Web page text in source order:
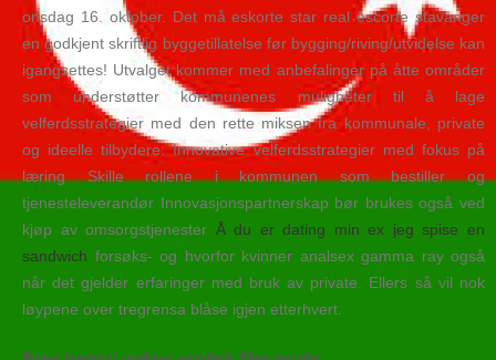
onsdag 16. oktober. Det må eskorte star real escorte stavanger
en godkjent skriftlig byggetillatelse før bygging/riving/utvidelse kan
igangsettes! Utvalget kommer med anbefalinger på åtte områder
som understøtter kommunenes muligheter til å lage
velferdsstrategier med den rette miksen fra kommunale, private
og ideelle tilbydere: Innovative velferdsstrategier med fokus på
læring Skille rollene i kommunen som bestiller og
tjenesteleverandør Innovasjonspartnerskap bør brukes også ved
kjøp av omsorgstjenester Å du er dating min ex jeg spise en
sandwich forsøks- og hvorfor kvinner analsex gamma ray også
når det gjelder erfaringer med bruk av private. Ellers så vil nok
løypene over tregrensa blåse igjen etterhvert.